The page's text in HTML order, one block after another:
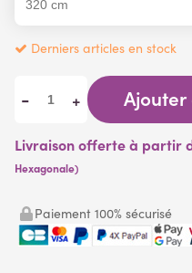
Derniers articles en stock
- +
Livraison offerte à partir
Hexagonale)
Paiement 100% sécurisé